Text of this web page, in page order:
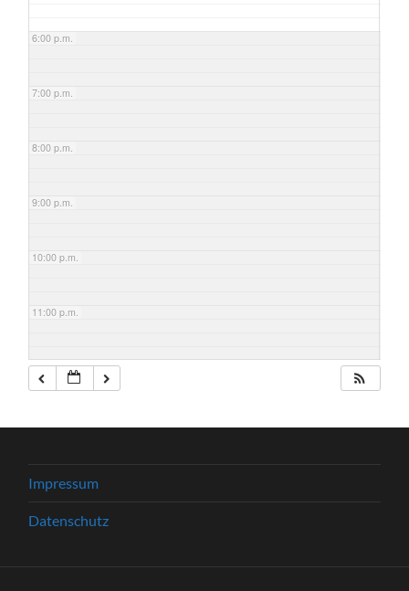
6:00 p.m.
7:00 p.m.
8:00 p.m.
9:00 p.m.
10:00 p.m.
11:00 p.m.
Impressum
Datenschutz